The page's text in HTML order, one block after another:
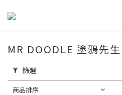
MR DOODLE 塗鴉先生
篩選
商品排序